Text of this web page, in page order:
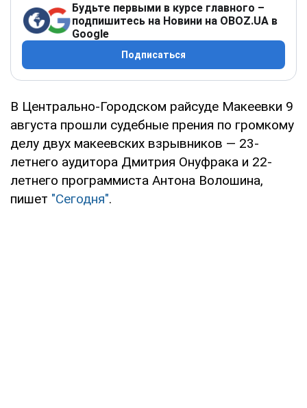
Будьте первыми в курсе главного –
подпишитесь на Новини на OBOZ.UA в
Google
Подписаться
В Центрально-Городском райсуде Макеевки 9
августа прошли судебные прения по громкому
делу двух макеевских взрывников — 23-
летнего аудитора Дмитрия Онуфрака и 22-
летнего программиста Антона Волошина,
пишет "Сегодня".